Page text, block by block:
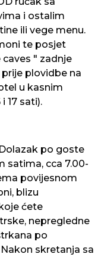
i ostalim
ili vege menu.
te posjet
" zadnje
plovidbe na
u kasnim
17 sati).
po goste
satima, cca 7.00-
povijesnom
blizu
ćete
nepregledne
po
skretanja sa